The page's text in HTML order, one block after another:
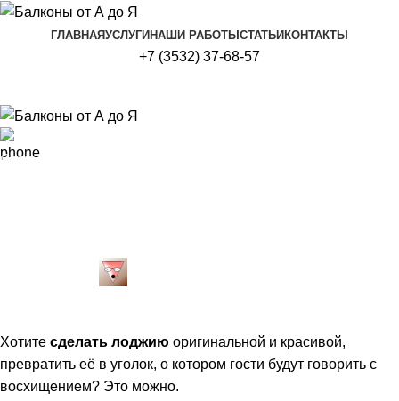
ГЛАВНАЯУСЛУГИ НАШИ РАБОТЫ СТАТЬИ КОНТАКТЫ
+7 (3532) 37-68-57
Статьи
Хотите сделать лоджию оригинальной и красивой,
превратить её в уголок, о котором гости будут говорить с
восхищением? Это можно.